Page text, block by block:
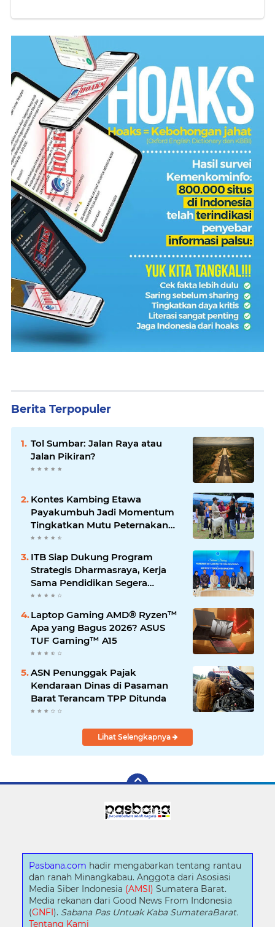
Berita Terpopuler
Tol Sumbar: Jalan Raya atau
Jalan Pikiran?
Kontes Kambing Etawa
Payakumbuh Jadi Momentum
Tingkatkan Mutu Peternakan
Lokal
ITB Siap Dukung Program
Strategis Dharmasraya, Kerja
Sama Pendidikan Segera
Difinalkan
Laptop Gaming AMD® Ryzen™
Apa yang Bagus 2026? ASUS
TUF Gaming™ A15
ASN Penunggak Pajak
Kendaraan Dinas di Pasaman
Barat Terancam TPP Ditunda
Lihat Selengkapnya
Pasbana.com hadir mengabarkan tentang rantau
dan ranah Minangkabau. Anggota dari Asosiasi
Media Siber Indonesia (AMSI) Sumatera Barat.
Media rekanan dari Good News From Indonesia
(GNFI ). Sabana Pas Untuak Kaba SumateraBarat.
Tentang Kami